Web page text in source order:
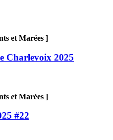
et Marées ]
Charlevoix 2025
et Marées ]
#22